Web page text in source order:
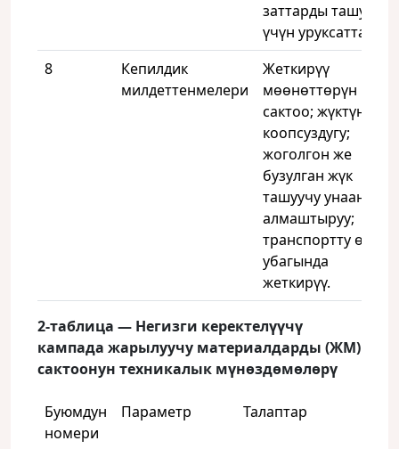
заттарды ташуу
үчүн уруксаттар.
8
Кепилдик
милдеттенмелери
Жеткирүү
мөөнөттөрүн
сактоо; жүктүн
коопсуздугу;
жоголгон же
бузулган жүк
ташуучу унааны
алмаштыруу;
транспортту өз
убагында
жеткирүү.
2-таблица — Негизги керектелүүчү
кампада жарылуучу материалдарды (ЖМ)
сактоонун техникалык мүнөздөмөлөрү
Буюмдун
номери
Параметр Талаптар